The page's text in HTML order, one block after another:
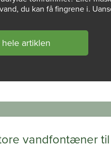
du kan få fingrene i.
artiklen
vandfontæner